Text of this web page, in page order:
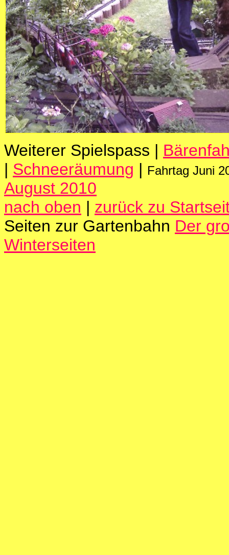
Weiterer Spielspass |
| Schneeräumung | Fahrtag Juni
August 2010
nach oben | zurück zu
Seiten zur Gartenbahn Der
Winterseiten